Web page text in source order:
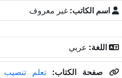
اسم الكاتب: غير معروف
اللغة: عربي
صفحة الكتاب: